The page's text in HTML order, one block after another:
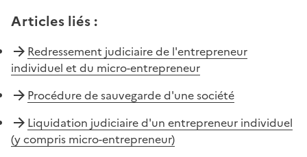
Articles liés :
Redressement judiciaire de l'entrepreneur
individuel et du micro-entrepreneur
Procédure de sauvegarde d'une société
Liquidation judiciaire d'un entrepreneur individuel
(y compris micro-entrepreneur)